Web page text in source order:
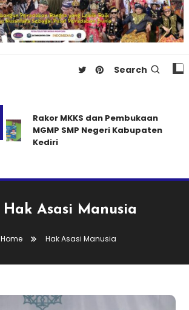
Search
Rakor MKKS dan Pembukaan
MGMP SMP Negeri Kabupaten
Kediri
Hak Asasi Manusia
Home Hak Asasi Manusia